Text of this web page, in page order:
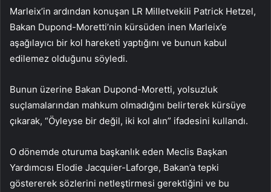
Marleix’in ardından konuşan LR Milletvekili Patrick Hetzel,
Bakan Dupond-Moretti’nin kürsüden inen Marleix’e
aşağılayıcı bir kol hareketi yaptığını ve bunun kabul
edilemez olduğunu söyledi.
Bunun üzerine Bakan Dupond-Moretti, yolsuzluk
suçlamalarından mahkum olmadığını belirterek kürsüye
çıkarak, “Öyleyse bir değil, iki kol alın” ifadesini kullandı.
O dönemde oturuma başkanlık eden Meclis Başkan
Yardımcısı Elodie Jacquier-Laforge, Bakan’a tepki
göstererek sözlerini netleştirmesi gerektiğini ve bu